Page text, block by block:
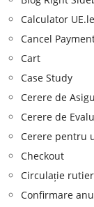
Calculator
Cancel
Cart
Case Study
Cerere de
Cerere de
Cerere pentru
Checkout
Circulație
Confirmare